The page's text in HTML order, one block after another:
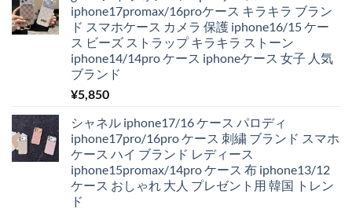
iphone17promax/16proケース キラキラ ブラン
ド スマホケース カメラ 保護 iphone16/15 ケー
ス ビーズ ストラップ キラキラ ストーン
iphone14/14pro ケース iphoneケース 女子 人気
ブランド
¥5,850
シャネル iphone17/16 ケース パロディ
iphone17pro/16pro ケース 刺繍 ブランド スマホ
ケース ハイ ブランド レディース
iphone15promax/14pro ケース 布 iphone13/12
ケース おしゃれ 大人 プレゼント用 韓国 トレン
ド